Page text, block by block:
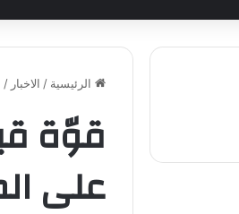
الرئيسية / الاخبار /
قوّة
على